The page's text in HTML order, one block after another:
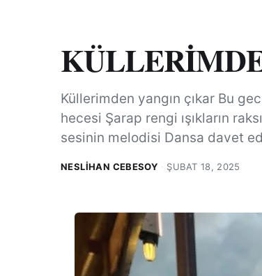
Küllerimden yangın çıkar Bu
hecesi Şarap rengi ışıkların
sesinin melodisi Dansa davet
NESLIHAN CEBESOY · ŞUBAT 18, 2025